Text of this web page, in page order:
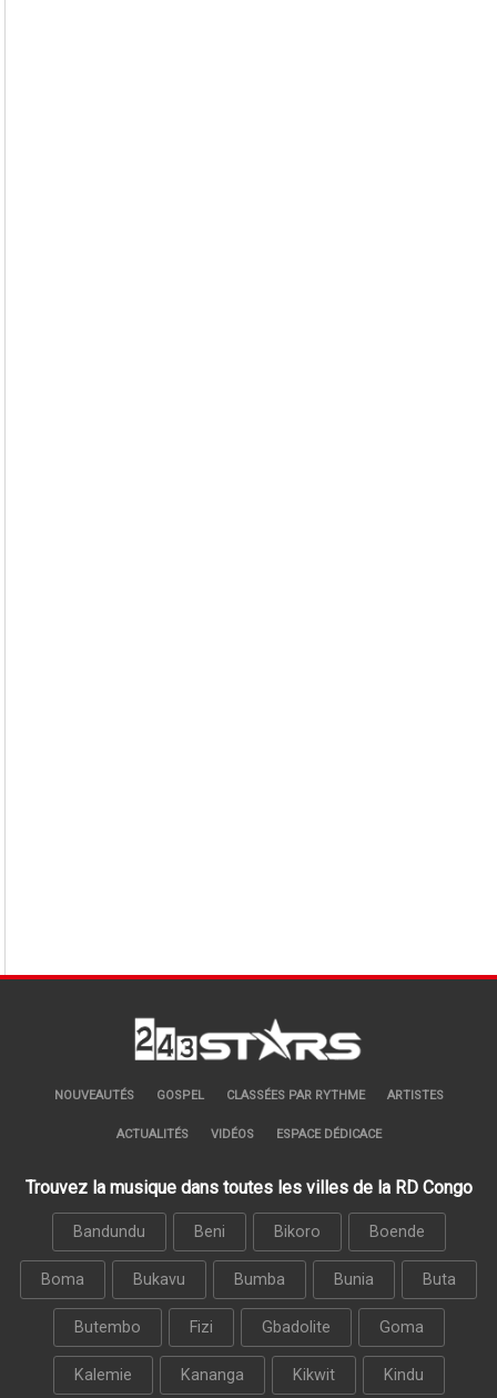
NOUVEAUTÉS GOSPEL CLASSÉES PAR RYTHME ARTISTES
ACTUALITÉS VIDÉOS ESPACE DÉDICACE
Trouvez la musique dans toutes les villes de la RD Congo
Bandundu Beni Bikoro Boende
Boma Bukavu Bumba Bunia Buta
Butembo Fizi Gbadolite Goma
Kalemie Kananga Kikwit Kindu